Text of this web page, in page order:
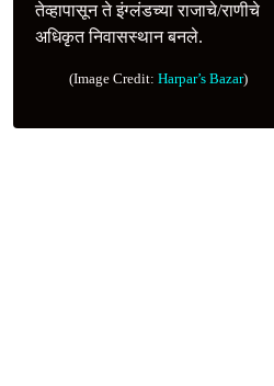
तेव्हापासून ते इंग्लंडच्या राजाचे/राणीचे
अधिकृत निवासस्थान बनले.
(Image Credit: Harpar’s Bazar)